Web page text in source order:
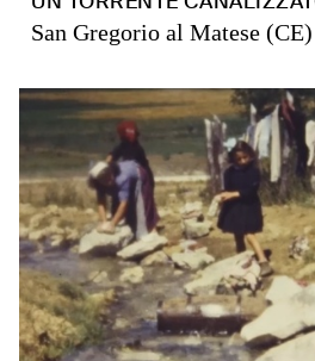
San Gregorio al Matese (CE)